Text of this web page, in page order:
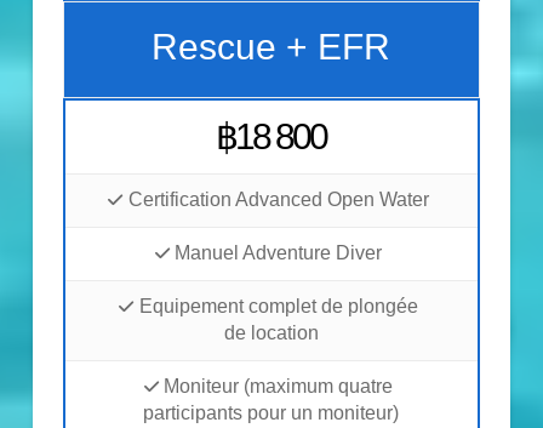
Rescue + EFR
฿18 800
Certification Advanced Open Water
Manuel Adventure Diver
Equipement complet de plongée
de location
Moniteur (maximum quatre
participants pour un moniteur)